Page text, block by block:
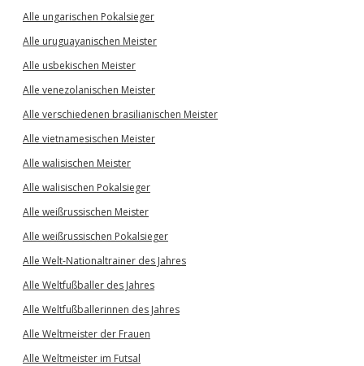
Alle ungarischen Pokalsieger
Alle uruguayanischen Meister
Alle usbekischen Meister
Alle venezolanischen Meister
Alle verschiedenen brasilianischen Meister
Alle vietnamesischen Meister
Alle walisischen Meister
Alle walisischen Pokalsieger
Alle weißrussischen Meister
Alle weißrussischen Pokalsieger
Alle Welt-Nationaltrainer des Jahres
Alle Weltfußballer des Jahres
Alle Weltfußballerinnen des Jahres
Alle Weltmeister der Frauen
Alle Weltmeister im Futsal